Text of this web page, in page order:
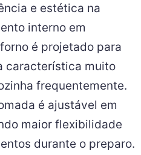
e estética na
interno em
é projetado para
característica muito
frequentemente.
é ajustável em
maior flexibilidade
durante o preparo.